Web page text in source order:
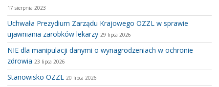
17 sierpnia 2023
Uchwała Prezydium Zarządu Krajowego OZZL w sprawie
ujawniania zarobków lekarzy 29 lipca 2026
NIE dla manipulacji danymi o wynagrodzeniach w ochronie
zdrowia 23 lipca 2026
Stanowisko OZZL 20 lipca 2026